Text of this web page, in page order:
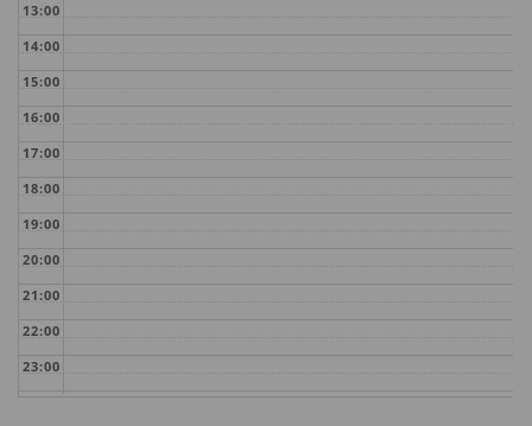
13:00
14:00
15:00
16:00
17:00
18:00
19:00
20:00
21:00
22:00
23:00